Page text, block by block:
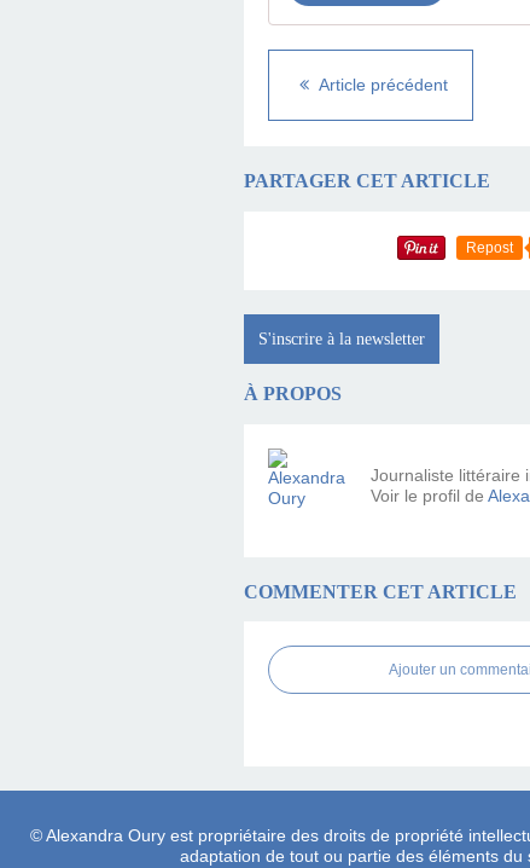
Article précédent
PARTAGER CET ARTICLE
Repost
S'inscrire à la newsletter
À PROPOS
Journaliste littéraire
Voir le profil de
COMMENTER CET ARTICLE
Ajouter un
© Alexandra Oury est propriétaire des droits de propriété
adaptation de tout ou partie des éléments